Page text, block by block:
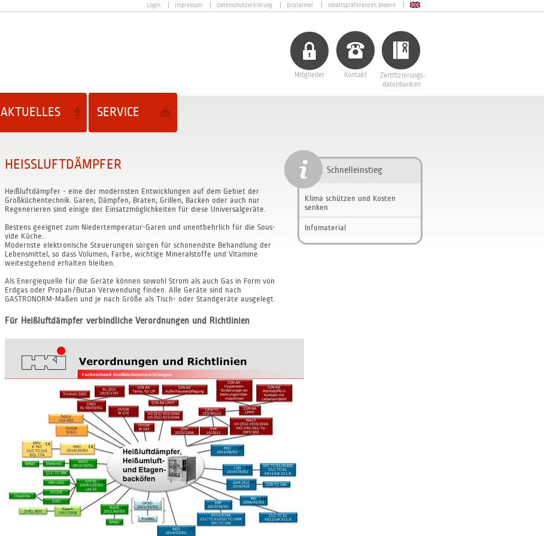
Login Impressum Datenschutzerklärung Disclaimer Inhaltspräferenzen ändern
Mitglieder Kontakt
Zertifizierungs-
datenbanken
AKTUELLES SERVICE
HEISSLUFTDÄMPFER
Heißluftdämpfer - eine der modernsten Entwicklungen auf dem Gebiet der
Großküchentechnik. Garen, Dämpfen, Braten, Grillen, Backen oder auch nur
Regenerieren sind einige der Einsatzmöglichkeiten für diese Universalgeräte.
Bestens geeignet zum Niedertemperatur-Garen und unentbehrlich für die Sous-
vide Küche.
Modernste elektronische Steuerungen sorgen für schonendste Behandlung der
Lebensmittel, so dass Volumen, Farbe, wichtige Mineralstoffe und Vitamine
weitestgehend erhalten bleiben.
Als Energiequelle für die Geräte können sowohl Strom als auch Gas in Form von
Erdgas oder Propan/Butan Verwendung finden. Alle Geräte sind nach
GASTRONORM-Maßen und je nach Größe als Tisch- oder Standgeräte ausgelegt.
Für Heißluftdämpfer verbindliche Verordnungen und Richtlinien
Schnelleinstieg
Klima schützen und Kosten
senken
Infomaterial